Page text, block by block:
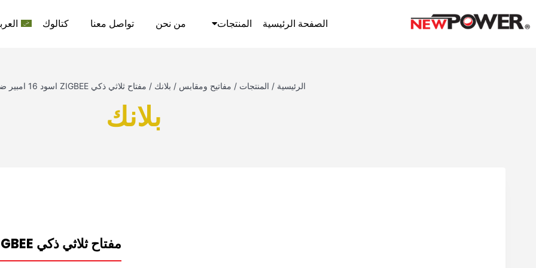
الصفحة الرئيسية المنتجات من نحن تواصل معنا كتالوك
الرئيسية / المنتجات / مفاتيح ومقابس / بلانك / مفتاح ثلاثي ذكي ZIGBEE اسود 16 امبير ضغط نيوباور
بلانك
مفتاح ثلاثي ذكي ZIGBEE اسود 16 امبير ضغط نيوباور